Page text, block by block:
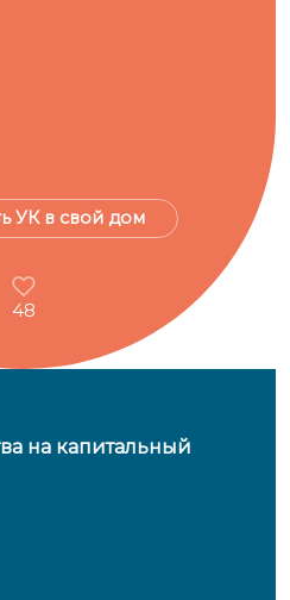
УК в свой дом
48
на капитальный